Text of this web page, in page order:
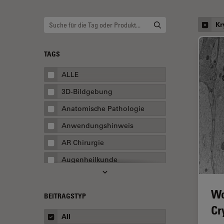
TAGS
ALLE
3D-Bildgebung
Anatomische Pathologie
Anwendungshinweis
AR Chirurgie
Augenheilkunde
Augmented Reality
Ausbildung
BEITRAGSTYP
All